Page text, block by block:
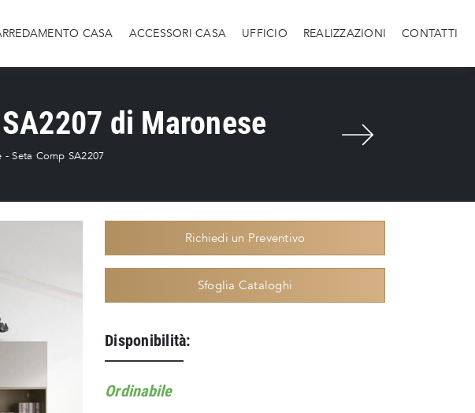
CASA ACCESSORI CASA UFFICIO REALIZZAZIONI CONTATTI
di Maronese
- Seta Comp SA2207
Richiedi un Preventivo
Sfoglia Cataloghi
Disponibilità:
Ordinabile